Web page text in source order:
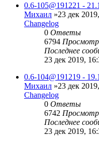
0.6-105@191221 -
Михаил »23 дек
Changelog
0 Ответы
6794
Последнее
23 дек 2019,
0.6-104@191219 -
Михаил »23 дек
Changelog
0 Ответы
6742
Последнее
23 дек 2019,